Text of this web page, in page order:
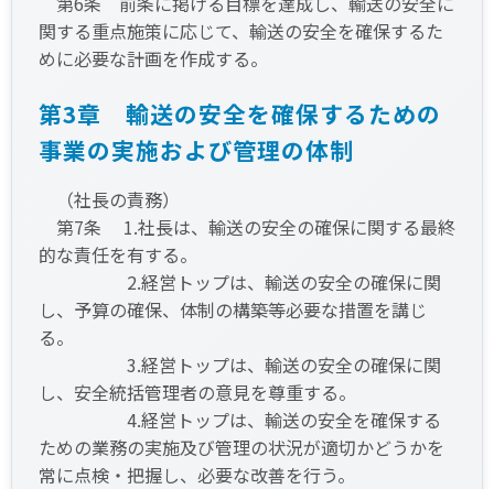
関する重点施策に応じて、輸送の安全を確保するた
めに必要な計画を作成する。
第3章 輸送の安全を確保するための
事業の実施および管理の体制
（社長の責務）
第7条 1.社長は、輸送の安全の確保に関する最終
的な責任を有する。
2.経営トップは、輸送の安全の確保に関
し、予算の確保、体制の構築等必要な措置を講じ
る。
3.経営トップは、輸送の安全の確保に関
し、安全統括管理者の意見を尊重する。
4.経営トップは、輸送の安全を確保する
ための業務の実施及び管理の状況が適切かどうかを
常に点検・把握し、必要な改善を行う。